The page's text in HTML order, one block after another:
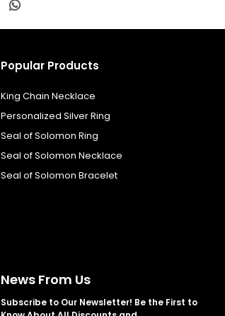
Popular Products
King Chain Necklace
Personalized Silver Ring
Seal of Solomon Ring
Seal of Solomon Necklace
Seal of Solomon Bracelet
News From Us
Subscribe to Our Newsletter! Be the First to